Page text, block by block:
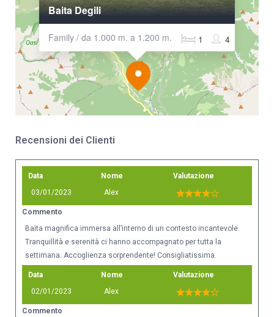
Baita Degili
Family / da 1.000 m. a 1.200 m. 4
1
Recensioni dei Clienti
Data
03/01/2023
Nome
Alex
Valutazione
Commento
Baita magnifica immersa all’interno di un contesto incantevole.
Tranquillità e serenità ci hanno accompagnato per tutta la
settimana. Accoglienza sorprendente! Consigliatissima.
Data
02/01/2023
Nome
Alex
Valutazione
Commento